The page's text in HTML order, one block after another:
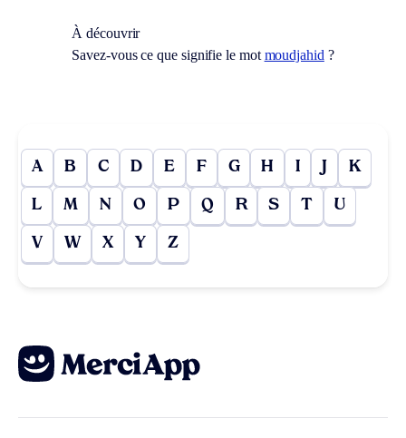
À découvrir
Savez-vous ce que signifie le mot moudjahid ?
A B C D E F G H I J K
L M N O P Q R S T U
V W X Y Z